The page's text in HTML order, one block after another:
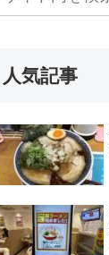
人気記事